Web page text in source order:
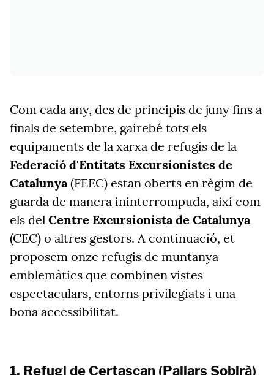
Com cada any, des de principis de juny fins a
finals de setembre, gairebé tots els
equipaments de la xarxa de refugis de la
Federació d'Entitats Excursionistes de
Catalunya(FEEC) estan oberts en règim de
guarda de manera ininterrompuda, així com
els del Centre Excursionista de Catalunya
(CEC) o altres gestors. A continuació, et
proposem onze refugis de muntanya
emblemàtics que combinen vistes
espectaculars, entorns privilegiats i una
bona accessibilitat.
1. Refugi de Certascan (Pallars Sobirà)